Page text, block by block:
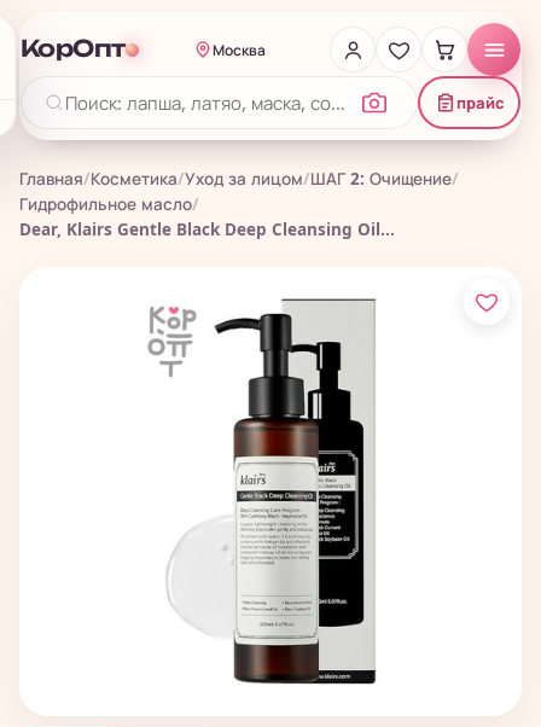
КорОпт Москва
прайс
Главная/Косметика/Уход за лицом/ШАГ 2: Очищение/
Гидрофильное масло/
Dear, Klairs Gentle Black Deep Cleansing Oil...